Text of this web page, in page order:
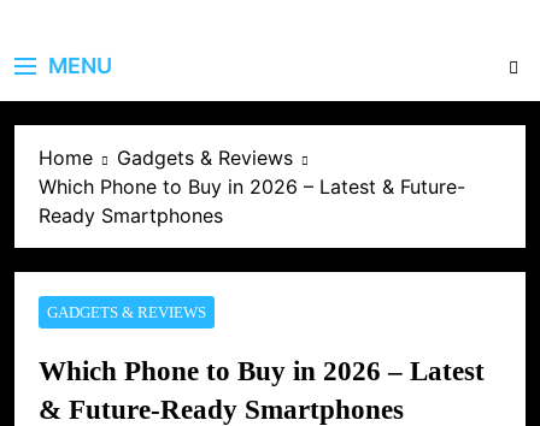
MENU
Home
Gadgets & Reviews
Which Phone to Buy in 2026 – Latest & Future-
Ready Smartphones
GADGETS & REVIEWS
Which Phone to Buy in 2026 – Latest
& Future-Ready Smartphones